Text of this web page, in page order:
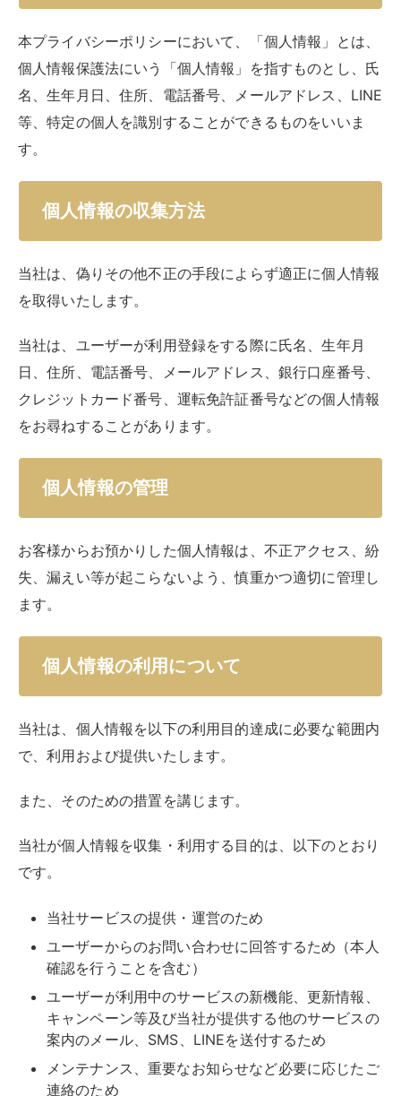
本プライバシーポリシーにおいて、「個人情報」とは、
個人情報保護法にいう「個人情報」を指すものとし、氏
名、生年月日、住所、電話番号、メールアドレス、LINE
等、特定の個人を識別することができるものをいいま
す。
個人情報の収集方法
当社は、偽りその他不正の手段によらず適正に個人情報
を取得いたします。
当社は、ユーザーが利用登録をする際に氏名、生年月
日、住所、電話番号、メールアドレス、銀行口座番号、
クレジットカード番号、運転免許証番号などの個人情報
をお尋ねすることがあります。
個人情報の管理
お客様からお預かりした個人情報は、不正アクセス、紛
失、漏えい等が起こらないよう、慎重かつ適切に管理し
ます。
個人情報の利用について
当社は、個人情報を以下の利用目的達成に必要な範囲内
で、利用および提供いたします。
また、そのための措置を講じます。
当社が個人情報を収集・利用する目的は、以下のとおり
です。
当社サービスの提供・運営のため
ユーザーからのお問い合わせに回答するため（本人
確認を行うことを含む）
ユーザーが利用中のサービスの新機能、更新情報、
キャンペーン等及び当社が提供する他のサービスの
案内のメール、SMS、LINEを送付するため
メンテナンス、重要なお知らせなど必要に応じたご
連絡のため